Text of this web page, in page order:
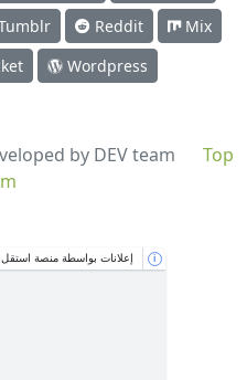
Reddit
Mix
Wordpress
Top
by DEV team
إعلانات بواسطة منصة استقل i